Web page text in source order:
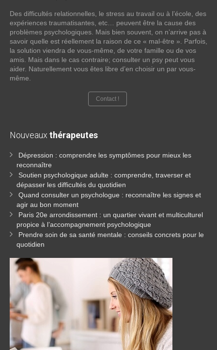
Des difficultés relationnelles, le stress au travail ou à l’école, des
expériences traumatisantes, etc… peuvent être la cause des
problèmes psychologiques. Mais bien souvent, on n’arrive pas à
savoir quelle est réellement la raison de ce « mal-être ». Parfois,
la solution viendra de vous-même, de votre famille ou de vos
amis. Mais dans le cas contraire; consulter un psy peut vous
aider. Naturellement vous êtes libre d’en choisir un par vous-
même.
Contact !
Nouveaux thérapeutes
Dépression : comprendre les symptômes pour mieux les
reconnaître
Soutien psychologique adulte : comprendre, traverser et
dépasser les difficultés du quotidien
Quand consulter un psychologue : reconnaître les signes et
agir au bon moment
Paris 20e arrondissement : un quartier vivant et multiculturel
propice à l’accompagnement psychologique
Prendre soin de sa santé mentale : conseils concrets pour le
quotidien